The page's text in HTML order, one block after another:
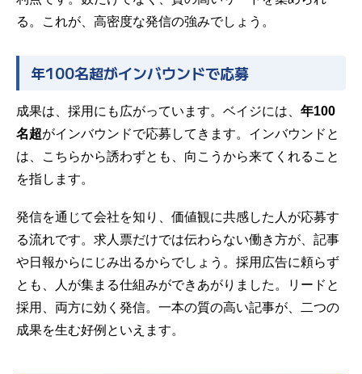
る。これが、高密度な発信の強みでしょう。
年100名超がインバウンドで応募
成果は、採用にも広がっています。ベイジには、 年100
名超がインバウンドで応募してきます。インバウンドと
は、こちらから誘わずとも、向こうから来てくれること
を指します。
発信を通じて会社を知り、価値観に共感した人が応募す
る流れです。求人票だけでは伝わらない働き方が、記事
や日報からにじみ出るからでしょう。採用広告に頼らず
とも、人が集まる仕組みができあがりました。リードと
採用、両方に効く発信。一本の質の高い記事が、二つの
成果を生む好例といえます。